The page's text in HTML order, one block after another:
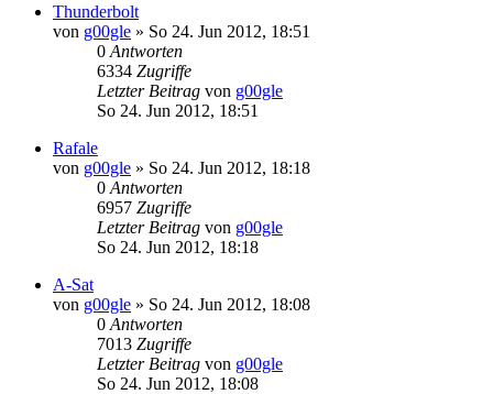
Thunderbolt
von g00gle » So 24. Jun 2012, 18:51
0 Antworten
6334 Zugriffe
Letzter Beitrag von g00gle
So 24. Jun 2012, 18:51
Rafale
von g00gle » So 24. Jun 2012, 18:18
0 Antworten
6957 Zugriffe
Letzter Beitrag von g00gle
So 24. Jun 2012, 18:18
A-Sat
von g00gle » So 24. Jun 2012, 18:08
0 Antworten
7013 Zugriffe
Letzter Beitrag von g00gle
So 24. Jun 2012, 18:08